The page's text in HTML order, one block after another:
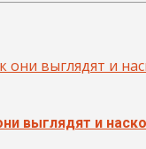
выглядят и